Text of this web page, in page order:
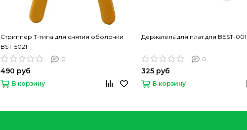
Стриппер Т-типа для снятия оболочки
BST-5021
0
490 руб
В корзину
Держатель для плат для BEST-001
0
325 руб
В корзину